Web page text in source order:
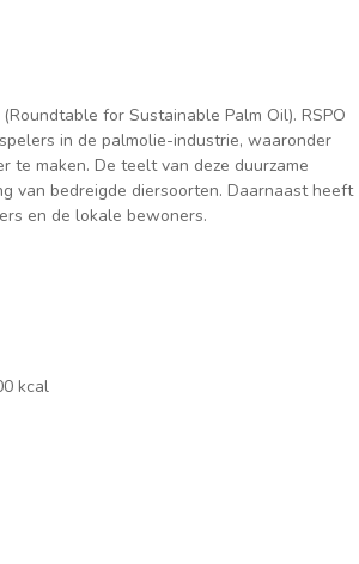
for Sustainable Palm Oil). RSPO
in de palmolie-industrie, waaronder
te maken. De teelt van deze duurzame
van bedreigde diersoorten. Daarnaast heeft
en de lokale bewoners.
kcal